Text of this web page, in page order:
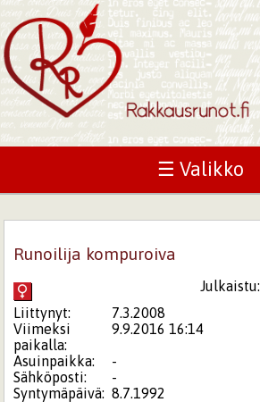
☰ Valikko
Runoilija kompuroiva
Julkaistu:
Liittynyt:
7.3.2008
Viimeksi
paikalla:
9.9.2016 16:14
Asuinpaikka:
-
Sähköposti:
-
Syntymäpäivä: 8.7.1992